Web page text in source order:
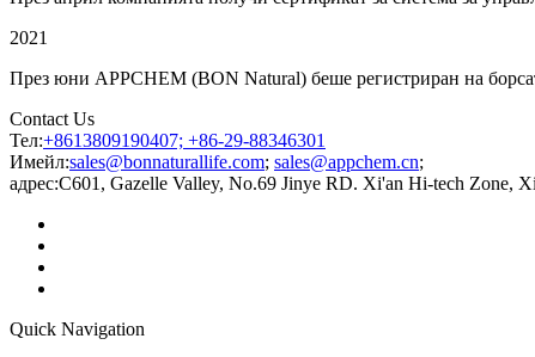
2021
През юни APPCHEM (BON Natural) беше регистриран на
Contact Us
Тел:+8613809190407; +86-29-88346301
Имейл:sales@bonnaturallife.com; sales@appchem.cn;
адрес:C601, Gazelle Valley, No.69 Jinye RD. Xi'an Hi-tech Zone,
Quick Navigation